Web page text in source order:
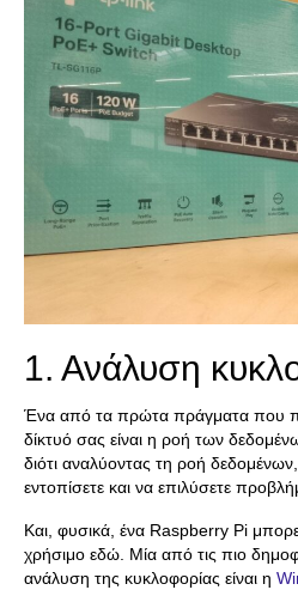
1. Ανάλυση
Ένα από τα πρώτα πράγματα που
δίκτυό σας είναι η ροή των
διότι αναλύοντας τη ροή
εντοπίσετε και να επιλύσετε
Και, φυσικά, ένα Raspberry Pi
χρήσιμο εδώ. Μία από τις πιο
ανάλυση της κυκλοφορίας είναι η